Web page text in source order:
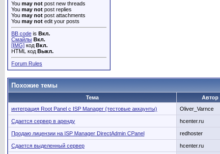
You may not post new threads
You may not post replies
You may not post attachments
You may not edit your posts
BB code is Вкл.
Смайлы Вкл.
[IMG] код Вкл.
HTML код Выкл.
Forum Rules
Похожие темы
Тема
Автор
интеграция Root Panel c ISP Manager (тестовые аккаунты)
Oliver_Varnce
Сдается сервер в аренду hcenter.ru
Продаю лицензии на ISP Manager DirectAdmin CPanel redhoster
Сдается выделенный сервер hcenter.ru